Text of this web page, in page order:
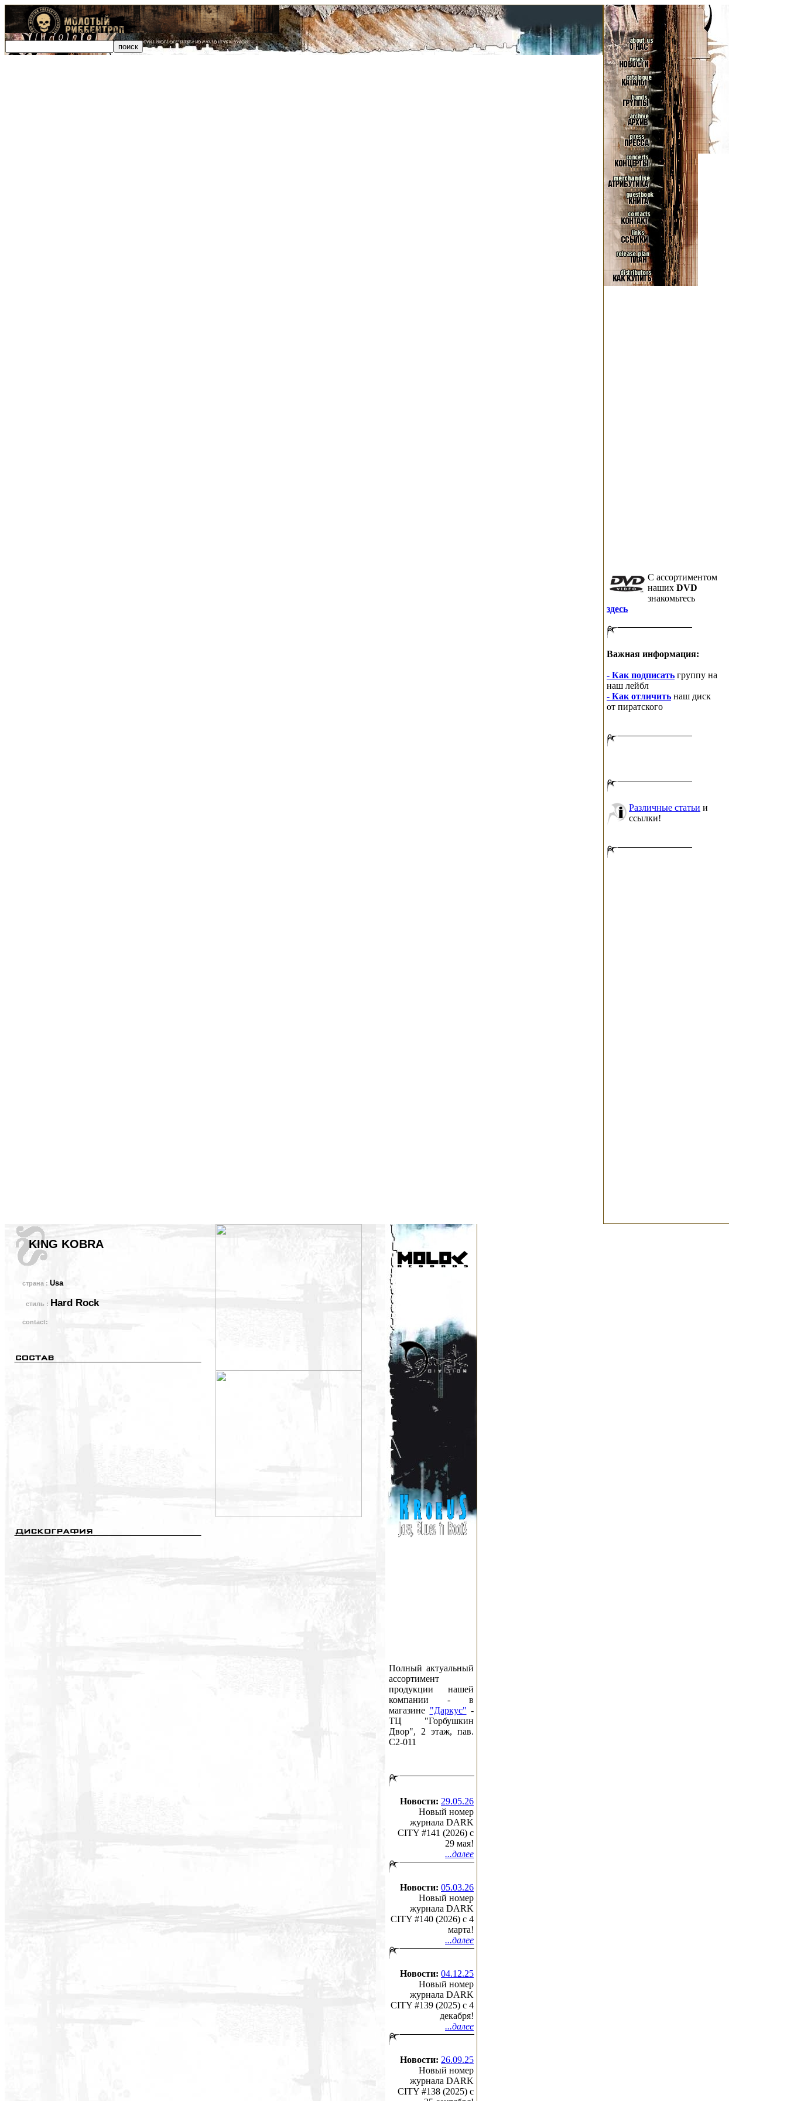
C ассортиментом
наших DVD
знакомьтесь
здесь
Важная информация:
- Как подписать группу на
наш лейбл
- Как отличить наш диск
от пиратского
Различные статьи и
ссылки!
KING KOBRA
страна : Usa
стиль : Hard Rock
contact:
Полный актуальный
ассортимент
продукции нашей
компании - в
магазине "Даркус" -
ТЦ "Горбушкин
Двор", 2 этаж, пав.
C2-011
Новости: 29.05.26
Новый номер
журнала DARK
CITY #141 (2026) c
29 мая!
...далее
Новости: 05.03.26
Новый номер
журнала DARK
CITY #140 (2026) c 4
марта!
...далее
Новости: 04.12.25
Новый номер
журнала DARK
CITY #139 (2025) c 4
декабря!
...далее
Новости: 26.09.25
Новый номер
журнала DARK
CITY #138 (2025) c